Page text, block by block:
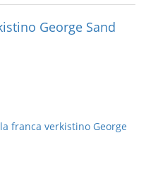
George Sand
franca verkistino George